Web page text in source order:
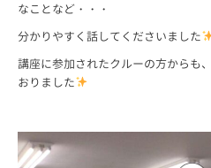
なことなど・・・
分かりやすく話してくださいました
講座に参加されたクルーの方からも
おりました